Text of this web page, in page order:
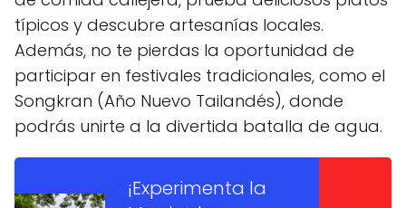
típicos y descubre artesanías locales.
Además, no te pierdas la oportunidad de
participar en festivales tradicionales, como el
Songkran (Año Nuevo Tailandés), donde
podrás unirte a la divertida batalla de agua.
¡Experimenta la